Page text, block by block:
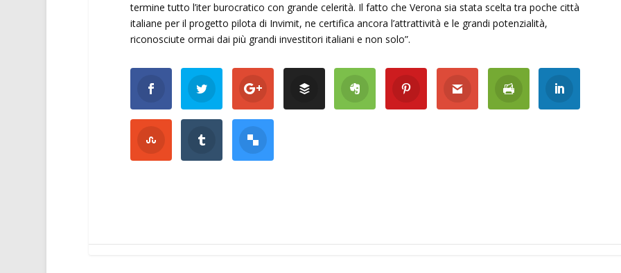
termine tutto l’iter burocratico con grande celerità. Il fatto che Verona sia stata scelta tra poche città
italiane per il progetto pilota di Invimit, ne certifica ancora l’attrattività e le grandi potenzialità,
riconosciute ormai dai più grandi investitori italiani e non solo”.